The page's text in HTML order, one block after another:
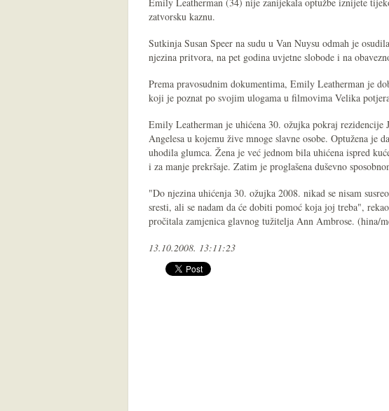
zatvorsku kaznu.
Sutkinja Susan Speer na sudu u Van Nuysu odmah je
njezina pritvora, na pet godina uvjetne slobode i na
Prema pravosudnim dokumentima, Emily Leatherman je
koji je poznat po svojim ulogama u filmovima Velika
Emily Leatherman je uhićena 30. ožujka pokraj
Angelesa u kojemu žive mnoge slavne osobe. Optužena je
uhodila glumca. Žena je već jednom bila uhićena ispred
i za manje prekršaje. Zatim je proglašena duševno
"Do njezina uhićenja 30. ožujka 2008. nikad se nisam
sresti, ali se nadam da će dobiti pomoć koja joj treba",
pročitala zamjenica glavnog tužitelja Ann Ambrose. (hina/
13.10.2008. 13:11:23